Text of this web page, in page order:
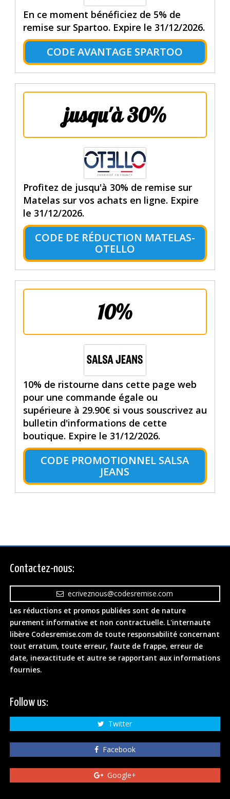
En ce moment bénéficiez de 5% de
remise sur Spartoo. Expire le 31/12/2026.
CODE AVANTAGE SPARTOO
jusqu'à 30%
Profitez de jusqu'à 30% de remise sur
Matelas sur vos achats en ligne. Expire
le 31/12/2026.
CODE DE RÉDUCTION MATELAS-
OTELLO
10%
10% de ristourne dans cette page web
pour une commande égale ou
supérieure à 29.90€ si vous souscrivez au
bulletin d'informations de cette
boutique. Expire le 31/12/2026.
CODE PROMOTIONNEL SALSA
JEANS
Contactez-nous:
ecriveznous@codesremise.com
Les réductions et promos publiées sont de nature
purement informative et non contractuelle. L'internaute
libère Codesremise.com de toute responsabilité concernant
tout erratum, toute erreur, faute de frappe, erreur de
date, inexactitude et autre se rapportant aux informations
fournies.
Follow us:
Twitter
Facebook
Google+